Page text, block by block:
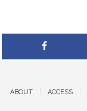
ABOUT ACCESS